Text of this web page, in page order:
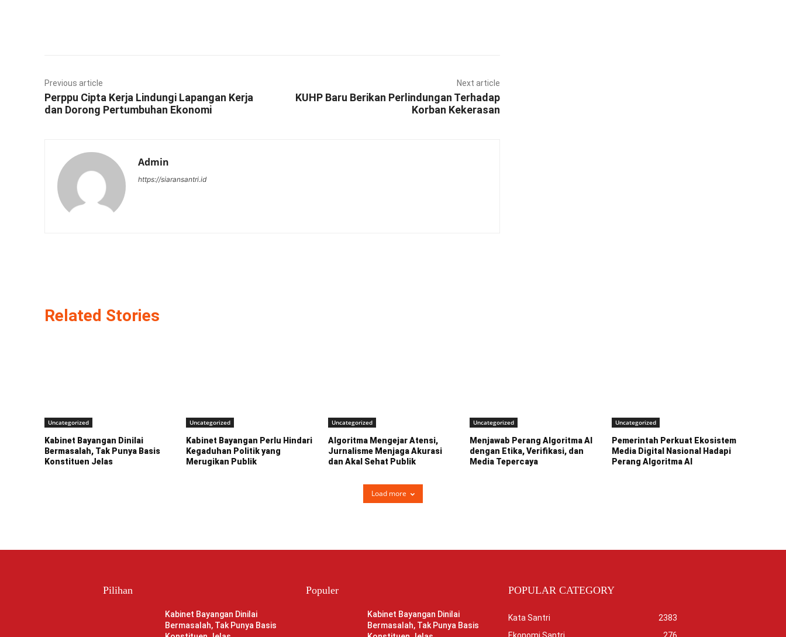
Previous article
Perppu Cipta Kerja Lindungi Lapangan Kerja
dan Dorong Pertumbuhan Ekonomi
Next article
KUHP Baru Berikan Perlindungan Terhadap
Korban Kekerasan
Admin
https://siaransantri.id
Related Stories
Uncategorized
Kabinet Bayangan Dinilai
Bermasalah, Tak Punya Basis
Konstituen Jelas
Uncategorized
Kabinet Bayangan Perlu Hindari
Kegaduhan Politik yang
Merugikan Publik
Uncategorized
Algoritma Mengejar Atensi,
Jurnalisme Menjaga Akurasi
dan Akal Sehat Publik
Uncategorized
Menjawab Perang Algoritma AI
dengan Etika, Verifikasi, dan
Media Tepercaya
Uncategorized
Pemerintah Perkuat Ekosistem
Media Digital Nasional Hadapi
Perang Algoritma AI
Load more
Pilihan
Kabinet Bayangan Dinilai
Bermasalah, Tak Punya Basis
Populer
Kabinet Bayangan Dinilai
Bermasalah, Tak Punya Basis
POPULAR CATEGORY
Kata Santri
2383